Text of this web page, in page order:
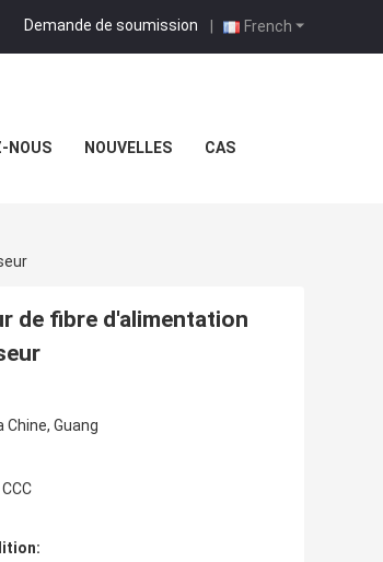
French
Demande de soumission |
NOUS NOUVELLES CAS
de fibre d'alimentation
Chine, Guang